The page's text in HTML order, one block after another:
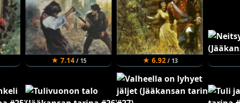
★ 7.14/ 15 ★ 6.92/ 13